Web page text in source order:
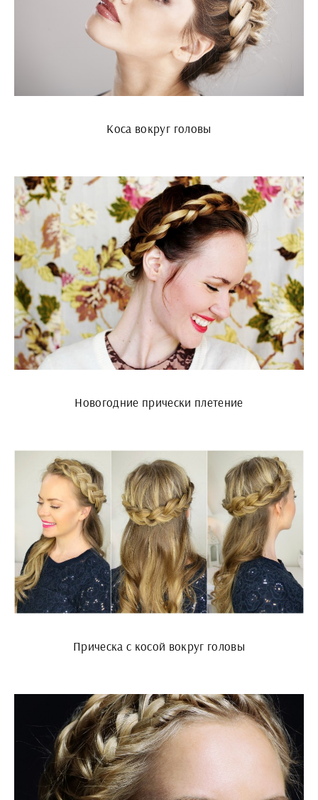
Коса вокруг головы
Новогодние прически плетение
Прическа с косой вокруг головы